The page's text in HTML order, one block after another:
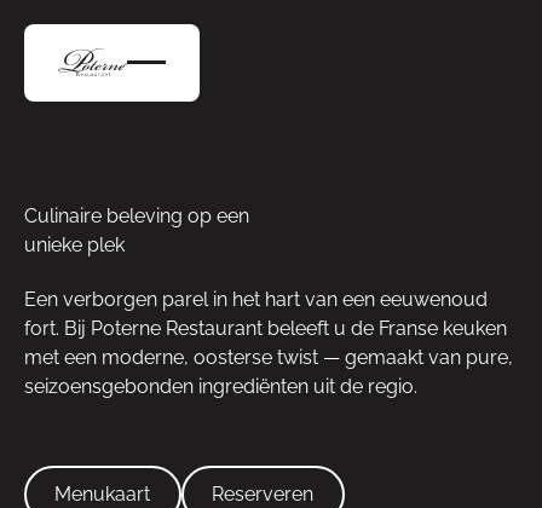
Culinaire beleving op een
unieke plek
Een verborgen parel in het hart van een eeuwenoud
fort. Bij Poterne Restaurant beleeft u de Franse keuken
met een moderne, oosterse twist — gemaakt van pure,
seizoensgebonden ingrediënten uit de regio.
Menukaart Reserveren